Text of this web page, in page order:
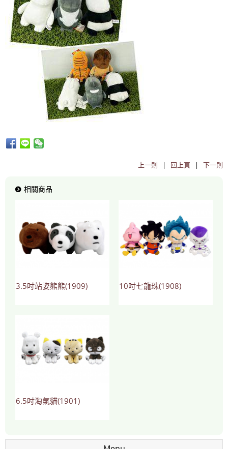
上一則 | 回上頁 | 下一則
相關商品
3.5吋站姿熊熊(1909) 10吋七龍珠(1908)
6.5吋淘氣貓(1901)